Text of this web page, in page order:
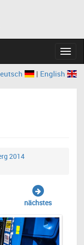
| English
2014
nächstes